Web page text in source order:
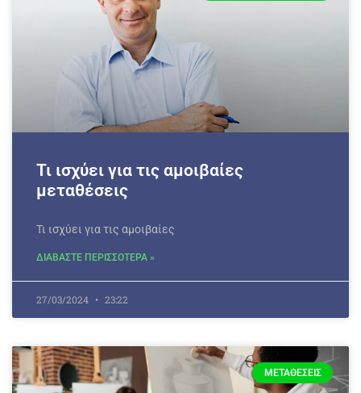
Τι ισχύει για τις αμοιβαίες
μεταθέσεις
Τι ισχύει για τις αμοιβαίες
ΔΙΑΒΑΣΤΕ ΠΕΡΙΣΣΟΤΕΡΑ »
27/03/2024 23:22
ΜΕΤΑΘΈΣΕΙΣ